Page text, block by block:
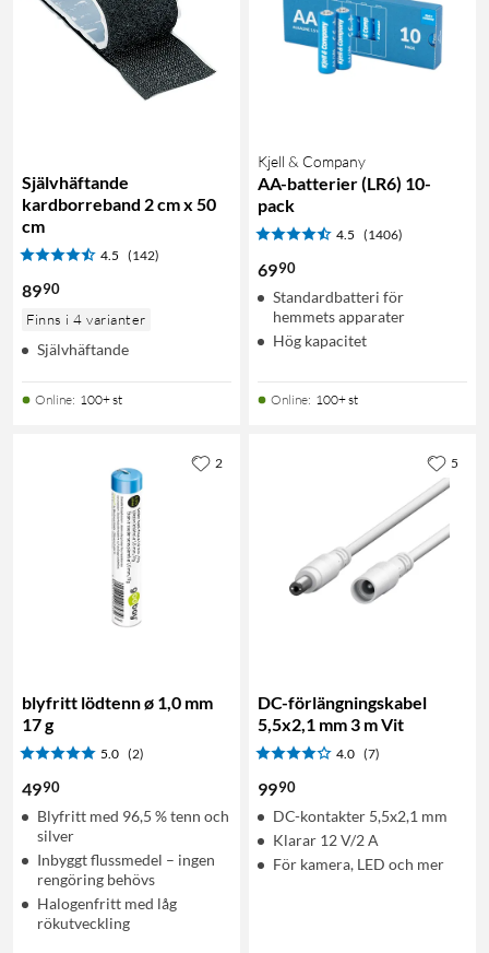
Självhäftande
kardborreband 2 cm x 50
cm
4.5 (142)
8990
Finns i 4 varianter
Självhäftande
Online: 100+ st
Kjell & Company
AA-batterier (LR6) 10-
pack
4.5 (1406)
6990
Standardbatteri för
hemmets apparater
Hög kapacitet
Online: 100+ st
blyfritt lödtenn ø 1,0 mm
17 g
5.0 (2)
4990
Blyfritt med 96,5 % tenn och
silver
Inbyggt flussmedel – ingen
rengöring behövs
Halogenfritt med låg
rökutveckling
2
DC-förlängningskabel
5,5x2,1 mm 3 m Vit
4.0 (7)
9990
DC-kontakter 5,5x2,1 mm
Klarar 12 V/2 A
För kamera, LED och mer
5